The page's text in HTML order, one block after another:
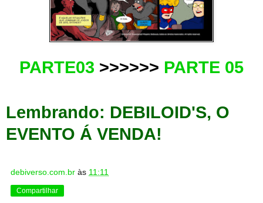
PARTE03 >>>>>> PARTE 05
Lembrando: DEBILOID'S, O
EVENTO Á VENDA!
debiverso.com.br às 11:11
Compartilhar